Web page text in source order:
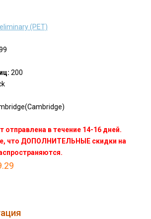
(PET)
200
отправлена в течение 14-16 дней.
что ДОПОЛНИТЕЛЬНЫЕ скидки на